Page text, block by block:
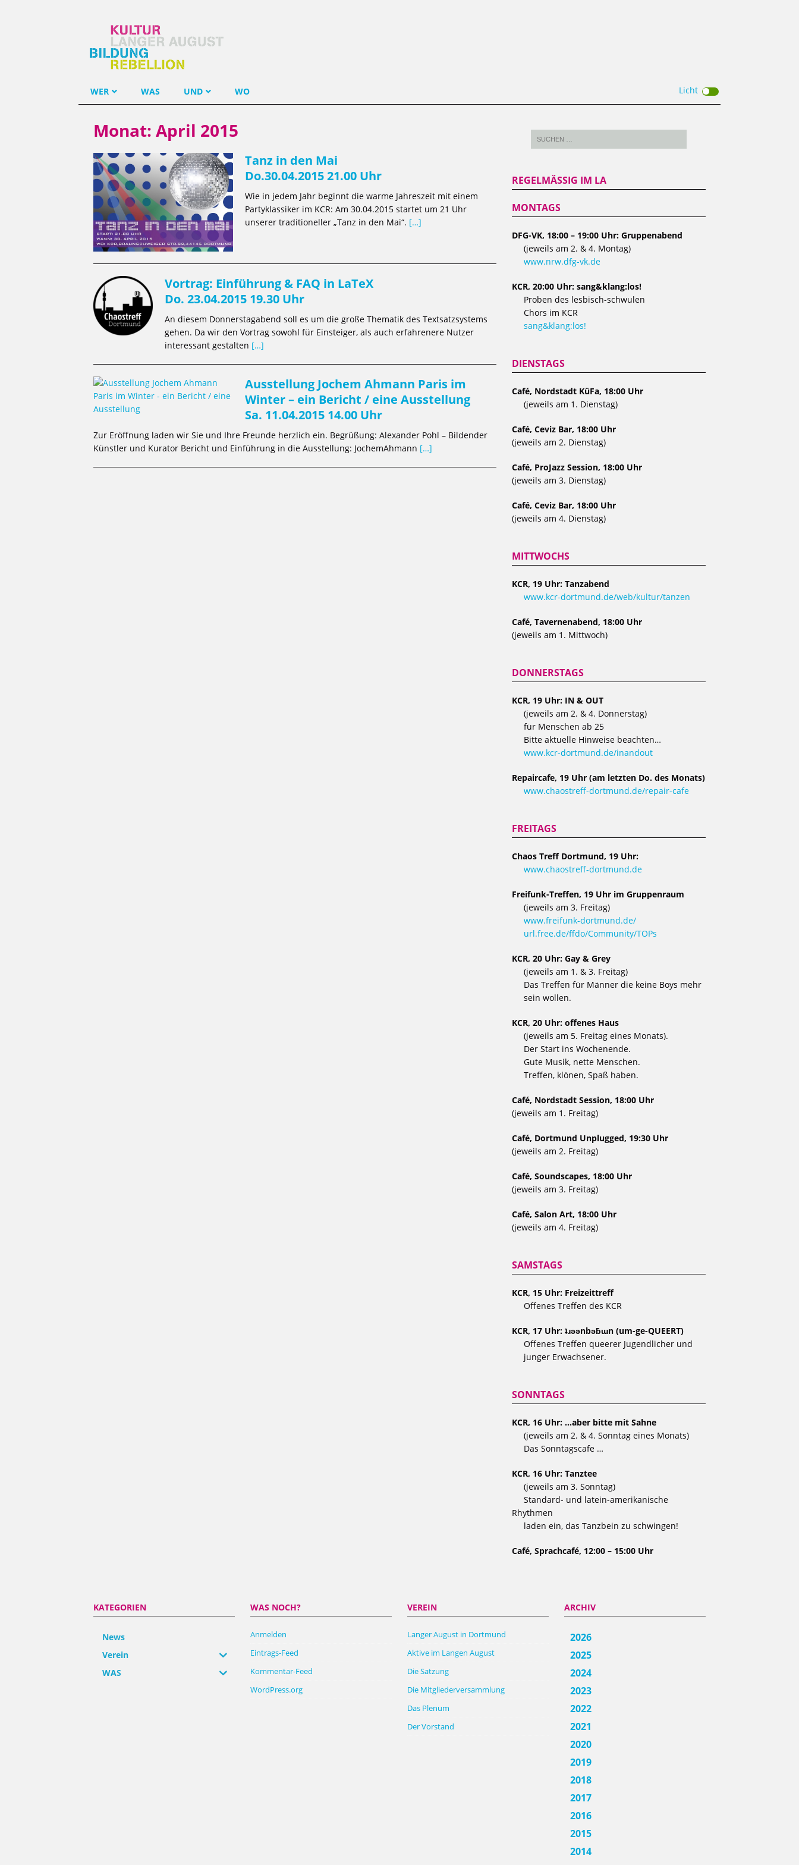
WER WAS UND WO Licht
Monat: April 2015
Tanz in den Mai
Do.30.04.2015 21.00 Uhr
Wie in jedem Jahr beginnt die warme Jahreszeit mit einem
Partyklassiker im KCR: Am 30.04.2015 startet um 21 Uhr
unserer traditioneller „Tanz in den Mai“. […]
Vortrag: Einführung & FAQ in LaTeX
Do. 23.04.2015 19.30 Uhr
An diesem Donnerstagabend soll es um die große Thematik des Textsatzsystems
gehen. Da wir den Vortrag sowohl für Einsteiger, als auch erfahrenere Nutzer
interessant gestalten […]
Ausstellung Jochem Ahmann Paris im
Winter – ein Bericht / eine Ausstellung
Sa. 11.04.2015 14.00 Uhr
Zur Eröffnung laden wir Sie und Ihre Freunde herzlich ein. Begrüßung: Alexander Pohl – Bildender
Künstler und Kurator Bericht und Einführung in die Ausstellung: JochemAhmann […]
REGELMÄSSIG IM LA
MONTAGS
DFG-VK, 18:00 – 19:00 Uhr: Gruppenabend
(jeweils am 2. & 4. Montag)
www.nrw.dfg-vk.de
KCR, 20:00 Uhr: sang&klang:los!
Proben des lesbisch-schwulen
Chors im KCR
sang&klang:los!
DIENSTAGS
Café, Nordstadt KüFa, 18:00 Uhr
(jeweils am 1. Dienstag)
Café, Ceviz Bar, 18:00 Uhr
(jeweils am 2. Dienstag)
Café, ProJazz Session, 18:00 Uhr
(jeweils am 3. Dienstag)
Café, Ceviz Bar, 18:00 Uhr
(jeweils am 4. Dienstag)
MITTWOCHS
KCR, 19 Uhr: Tanzabend
www.kcr-dortmund.de/web/kultur/tanzen
Café, Tavernenabend, 18:00 Uhr
(jeweils am 1. Mittwoch)
DONNERSTAGS
KCR, 19 Uhr: IN & OUT
(jeweils am 2. & 4. Donnerstag)
für Menschen ab 25
Bitte aktuelle Hinweise beachten…
www.kcr-dortmund.de/inandout
Repaircafe, 19 Uhr (am letzten Do. des Monats)
www.chaostreff-dortmund.de/repair-cafe
FREITAGS
Chaos Treff Dortmund, 19 Uhr:
www.chaostreff-dortmund.de
Freifunk-Treffen, 19 Uhr im Gruppenraum
(jeweils am 3. Freitag)
www.freifunk-dortmund.de/
url.free.de/ffdo/Community/TOPs
KCR, 20 Uhr: Gay & Grey
(jeweils am 1. & 3. Freitag)
Das Treffen für Männer die keine Boys mehr
sein wollen.
KCR, 20 Uhr: offenes Haus
(jeweils am 5. Freitag eines Monats).
Der Start ins Wochenende.
Gute Musik, nette Menschen.
Treffen, klönen, Spaß haben.
Café, Nordstadt Session, 18:00 Uhr
(jeweils am 1. Freitag)
Café, Dortmund Unplugged, 19:30 Uhr
(jeweils am 2. Freitag)
Café, Soundscapes, 18:00 Uhr
(jeweils am 3. Freitag)
Café, Salon Art, 18:00 Uhr
(jeweils am 4. Freitag)
SAMSTAGS
KCR, 15 Uhr: Freizeittreff
Offenes Treffen des KCR
KCR, 17 Uhr: ʇɹǝǝnbǝƃɯn (um-ge-QUEERT)
Offenes Treffen queerer Jugendlicher und
junger Erwachsener.
SONNTAGS
KCR, 16 Uhr: …aber bitte mit Sahne
(jeweils am 2. & 4. Sonntag eines Monats)
Das Sonntagscafe …
KCR, 16 Uhr: Tanztee
(jeweils am 3. Sonntag)
Standard- und latein-amerikanische
Rhythmen
laden ein, das Tanzbein zu schwingen!
Café, Sprachcafé, 12:00 – 15:00 Uhr
KATEGORIEN
News
Verein
WAS
WAS NOCH?
Anmelden
Eintrags-Feed
Kommentar-Feed
WordPress.org
VEREIN
Langer August in Dortmund
Aktive im Langen August
Die Satzung
Die Mitgliederversammlung
Das Plenum
Der Vorstand
ARCHIV
2026
2025
2024
2023
2022
2021
2020
2019
2018
2017
2016
2015
2014